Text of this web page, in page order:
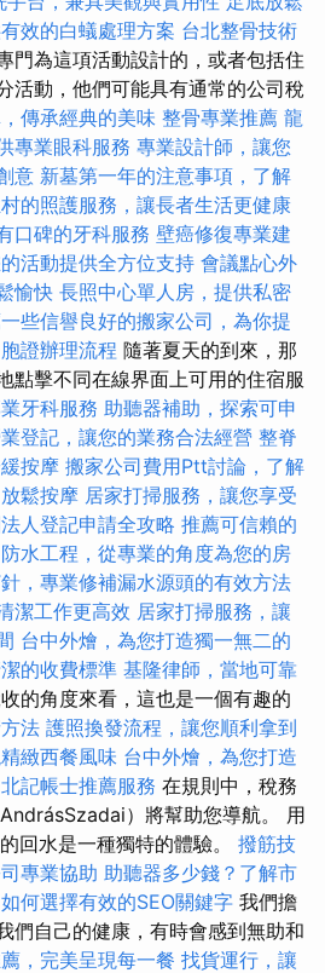
效的白蟻處理方案 台北整骨技術
門為這項活動設計的，或者包括住
活動，他們可能具有通常的公司稅
傳承經典的美味 整骨專業推薦 龍
專業眼科服務 專業設計師，讓您
意 新墓第一年的注意事項，了解
的照護服務，讓長者生活更健康
口碑的牙科服務 壁癌修復專業建
活動提供全方位支持 會議點心外
愉快 長照中心單人房，提供私密
些信譽良好的搬家公司，為你提
證辦理流程 隨著夏天的到來，那
點擊不同在線界面上可用的住宿服
牙科服務 助聽器補助，探索可申
登記，讓您的業務合法經營 整脊
按摩 搬家公司費用Ptt討論，了解
鬆按摩 居家打掃服務，讓您享受
人登記申請全攻略 推薦可信賴的
防水工程，從專業的角度為您的房
，專業修補漏水源頭的有效方法
潔工作更高效 居家打掃服務，讓
台中外燴，為您打造獨一無二的
的收費標準 基隆律師，當地可靠
的角度來看，這也是一個有趣的
法 護照換發流程，讓您順利拿到
緻西餐風味 台中外燴，為您打造
記帳士推薦服務 在規則中，稅務
）將幫助您導航。 用
回水是一種獨特的體驗。 撥筋技
專業協助 助聽器多少錢？了解市
如何選擇有效的SEO關鍵字 我們擔
們自己的健康，有時會感到無助和
，完美呈現每一餐 找貨運行，讓